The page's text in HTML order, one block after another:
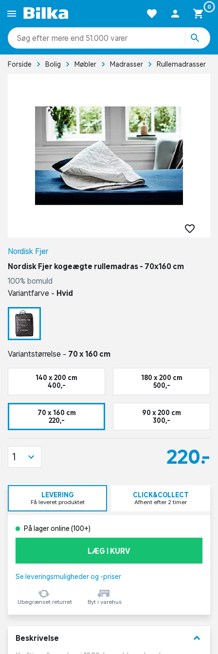
0
mere end 51.000 varer
Forside Bolig Møbler Madrasser Rullemadrasser
Nordisk Fjer
Nordisk Fjer kogeægte rullemadras - 70x160 cm
100% bomuld
Variantfarve - Hvid
Variantstørrelse - 70 x 160 cm
140 x 200 cm
400,-
180 x 200 cm
500,-
70 x 160 cm
220,-
90 x 200 cm
300,-
220,-
1
LEVERING
Få leveret produktet
CLICK&COLLECT
Afhent efter 2 timer
På lager online (100+)
LÆG I KURV
Se leveringsmuligheder og -priser
Ubegrænset returret Byt i varehus
Beskrivelse keyboard_arrow_down